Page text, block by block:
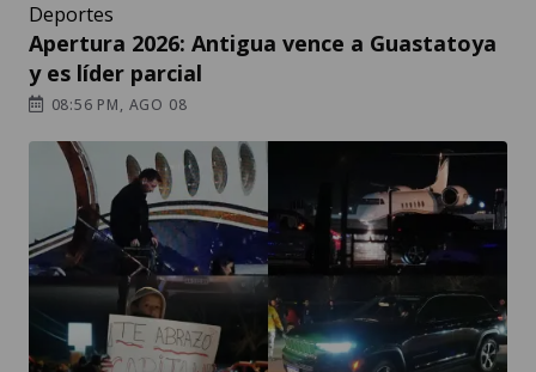
Deportes
Apertura 2026: Antigua vence a Guastatoya
y es líder parcial
08:56 PM, AGO 08